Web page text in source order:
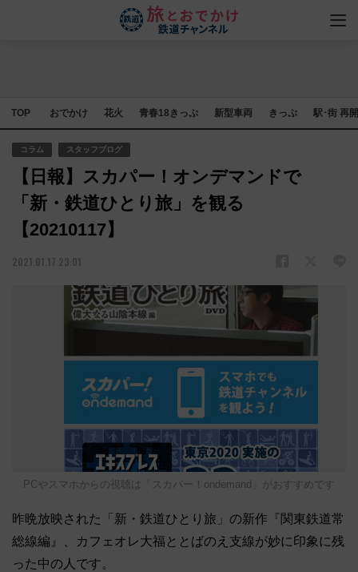
TOP おでかけ 花火 青春18きっぷ 新型車両 きっぷ 駅･街 再
コラム スタッフブログ
【日報】スカパー！オンデマンドで
「新・鉄道ひとり旅」を観る
【20210117】
2021.01.17 23:01
PCやスマホからの視聴は「スカパー！ondemand」がおすすめです
昨晩放映された「新・鉄道ひとり旅」の新作『関東鉄道常
総線編』、カフェオレ大福ととばのえ支線が妙に印象に残
った中の人です。